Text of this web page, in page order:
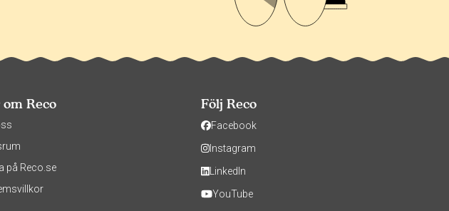
Reco
på Reco.se
Följ Reco
Facebook
Instagram
LinkedIn
YouTube